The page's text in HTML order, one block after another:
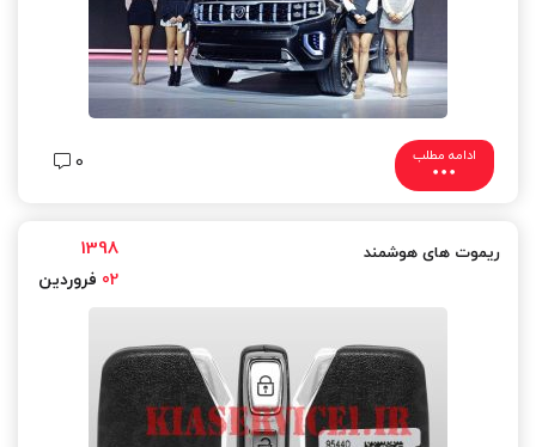
ادامه مطلب 0
ریموت های هوشمند 1398
02 فروردین